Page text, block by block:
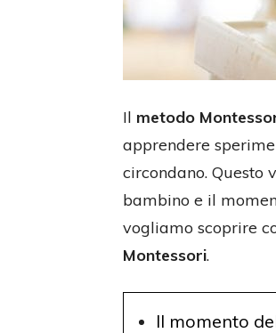
Il metodo
apprendere
circondano.
bambino e il
vogliamo scoprire
Montessori.
Il momento